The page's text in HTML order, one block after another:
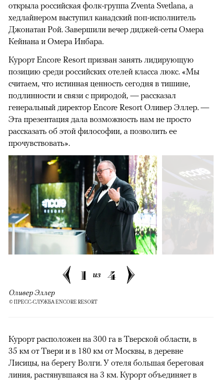
открыла российская фолк-группа Zventa Svetlana, а
хедлайнером выступил канадский поп-исполнитель
Джонатан Рой. Завершили вечер диджей-сеты Омера
Кейнана и Омера Инбара.
Курорт Encore Resort призван занять лидирующую
позицию среди российских отелей класса люкс. «Мы
считаем, что истинная ценность сегодня в тишине,
подлинности и связи с природой, — рассказал
генеральный директор Encore Resort Оливер Эллер. —
Эта презентация дала возможность нам не просто
рассказать об этой философии, а позволить ее
прочувствовать».
1 из 4
Оливер Эллер
© ПРЕСС-СЛУЖБА ENCORE RESORT
Курорт расположен на 300 га в Тверской области, в
35 км от Твери и в 180 км от Москвы, в деревне
Лисицы, на берегу Волги. У отеля большая береговая
линия, растянувшаяся на 3 км. Курорт объединяет в